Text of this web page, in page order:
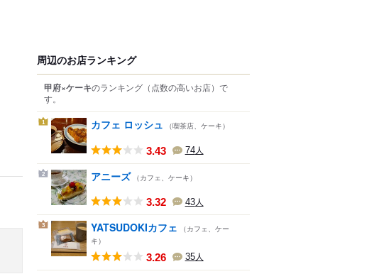
周辺のお店ランキング
甲府×ケーキのランキング （点数の高いお店） で
す。
1 カフェ ロッシュ （喫茶店、ケーキ）
3.43 74人
2 アニーズ （カフェ、ケーキ）
3.32 43人
3 YATSUDOKIカフェ
（カフェ、ケー
キ）
3.26 35人